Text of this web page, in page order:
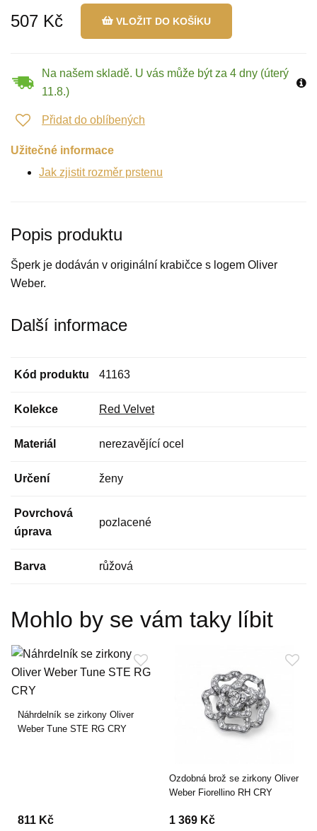
507 Kč VLOŽIT DO KOŠÍKU
Na našem skladě. U vás může být za 4 dny (úterý
11.8.)
Přidat do oblíbených
Užitečné informace
Jak zjistit rozměr prstenu
Popis produktu
Šperk je dodáván v originální krabičce s logem Oliver
Weber.
Další informace
Kód produktu 41163
Kolekce Red Velvet
Materiál nerezavějící ocel
Určení ženy
Povrchová
úprava
pozlacené
Barva růžová
Mohlo by se vám taky líbit
Náhrdelník se zirkony Oliver
Weber Tune STE RG CRY
811 Kč
Ozdobná brož se zirkony Oliver
Weber Fiorellino RH CRY
1 369 Kč